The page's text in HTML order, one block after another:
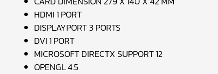
HDMI 1 PORT
DISPLAYPORT 3 PORTS
DVI 1 PORT
MICROSOFT DIRECTX SUPPORT 12
OPENGL 4.5